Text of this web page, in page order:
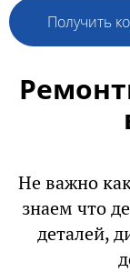
Получить
Не важно
знаем что
деталей,